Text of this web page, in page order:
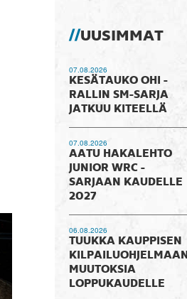
UUSIMMAT
07.08.2026
KESÄTAUKO OHI -
RALLIN SM-SARJA
JATKUU KITEELLÄ
07.08.2026
AATU HAKALEHTO
JUNIOR WRC -
SARJAAN KAUDELLE
2027
06.08.2026
TUUKKA KAUPPISEN
KILPAILUOHJELMAAN
MUUTOKSIA
LOPPUKAUDELLE